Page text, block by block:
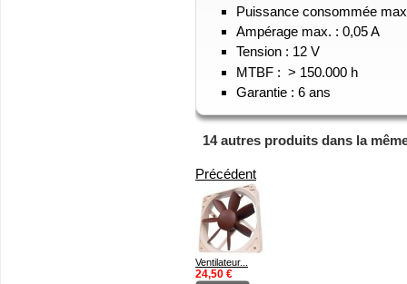
Puissance consommée
Ampérage max. : 0,05 A
Tension : 12 V
MTBF : > 150.000 h
Garantie : 6 ans
14 autres produits dans la
Précédent
Ventilateur...
24,50 €